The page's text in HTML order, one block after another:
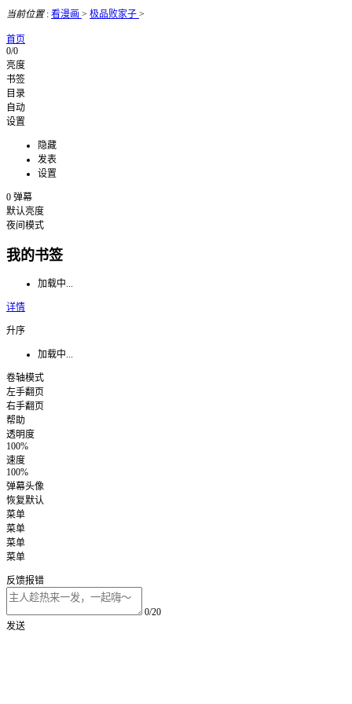
当前位置: 看漫画 > 极品败家子 >
首页
0/0
亮度
书签
目录
自动
设置
隐藏
发表
设置
0 弹幕
默认亮度
夜间模式
我的书签
加载中...
详情
升序
加载中...
卷轴模式
左手翻页
右手翻页
帮助
透明度
100%
速度
100%
弹幕头像
恢复默认
菜单
菜单
菜单
菜单
反馈报错
0/20
发送